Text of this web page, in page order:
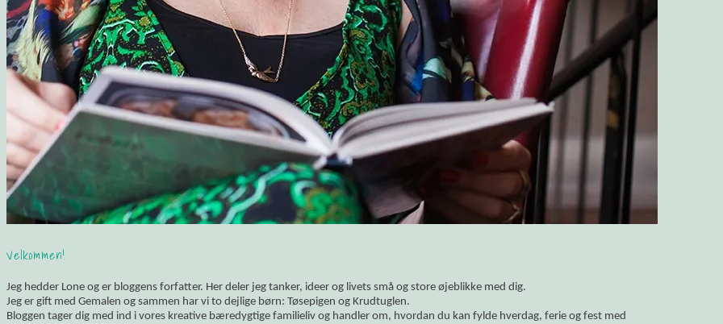
Velkommen!
Jeg hedder Lone og er bloggens forfatter. Her deler jeg tanker, ideer og livets små og store øjeblikke med dig.
Jeg er gift med Gemalen og sammen har vi to dejlige børn: Tøsepigen og Krudtuglen.
Bloggen tager dig med ind i vores kreative bæredygtige familieliv og handler om, hvordan du kan fylde hverdag, ferie og fest med